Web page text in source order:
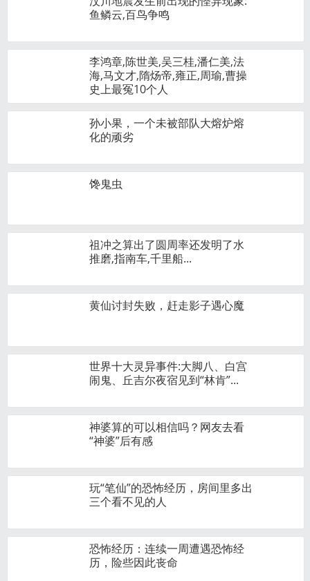
鱼鳞云,百鸟争鸣
李鸿章,陈世美,吴三桂,潘仁美,法
海,马文才,隋炀帝,雍正,周瑜,曹操
史上最冤10个人
孙小果，一个未被部队大熔炉熔
化的顽劣
馋鬼虫
祖冲之算出了圆周率还发明了水
推磨,指南车,千里船...
黄仙讨封失败，赶走影子遇心魔
世界十大灵异事件:大脚八、白宫
闹鬼、丘吉尔夜宿见到“林肯”...
神婆算的可以相信吗？网友去看
“神婆”后有感
玩“笔仙”的恐怖经历，房间里多出
三个看不见的人
恐怖经历：连续一周遭遇恐怖经
历，险些因此丧命